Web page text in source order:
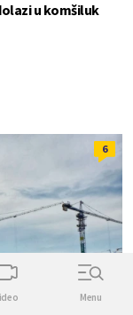
u komšiluk
6
Menu